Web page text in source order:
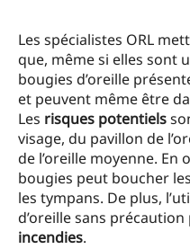
Les spécialistes ORL
que, même si elles sont
bougies d’oreille
et peuvent même être
Les risques potentiels
visage, du pavillon de
de l’oreille moyenne. En
bougies peut boucher
les tympans. De plus,
d’oreille sans
incendies.